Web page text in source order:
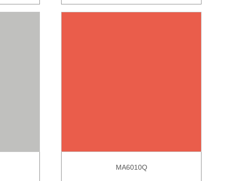
MA6010Q